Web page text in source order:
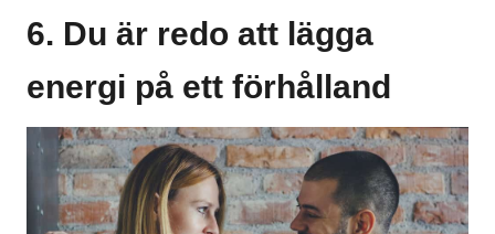
6. Du är redo att lägga
energi på ett förhålland